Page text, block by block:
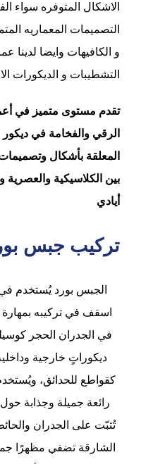
الاشكال المتوفره سواء
التصميمات المعماريه
و الكافيهات وايضا لدينا
التشطيبات و الديكورات
تقدم مستوى متميز في
الرقي والفخامة في
المعلقة بأشكال
بين الكلاسيكية والعصرية
أيادي
تركيب جبس
الجبس بورد يُستخدم
اسقف في تركيبه
في الجدران الحجر
ديكوراتٍ خارجية
كقواطع للحدائق،
رائعة جميلة وجذابة
تُثبّت على الجدران
الشارقة تضفي مظهرًا